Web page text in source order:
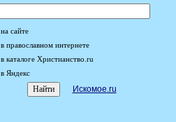
на сайте
в православном интернете
в каталоге Христианство.ru
в Яндекс
Искомое.ru